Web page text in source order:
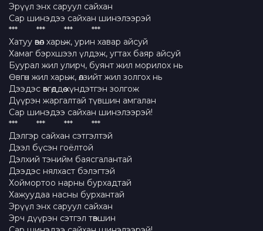
Эрүүл энх саруул сайхан
Сар шинэдээ сайхан шинэлээрэй
*** *** *** ***
Хатуу өвөл харьж, урин хавар айсуй
Хамаг бэрхшээл үлдэж, угтах баяр айсуй
Буурал жил улирч, буянт жил морилох нь
Өвгөн жил харьж, өлзийт жил золгох нь
Дээдэс өвгөддөө хүндэтгэн золгож
Дүүрэн жаргалтай түвшин амгалан
Сар шинэдээ сайхан шинэлээрэй!
*** *** *** ***
Дэлгэр сайхан сэтгэлтэй
Дээл бүсэн гоёлтой
Дэлхий тэнийм баясгалантай
Дээдэс нялхаст бэлэгтэй
Хоймортоо нарны бурхадтай
Хажуудаа насны бурхантай
Эрүүл энх саруул сайхан
Эрч дүүрэн сэтгэл төвшин